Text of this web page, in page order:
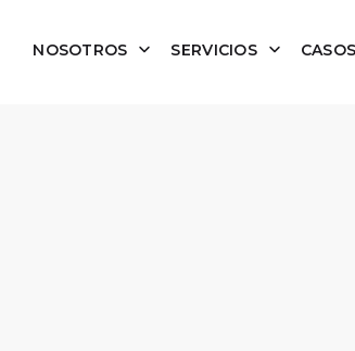
NOSOTROS SERVICIOS